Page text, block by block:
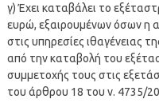
γ) Έχει καταβάλει το
ευρώ, εξαιρουμένων όσων η
στις υπηρεσίες ιθαγένειας
από την καταβολή του
συμμετοχής τους στις
του άρθρου 18 του ν. 4735/